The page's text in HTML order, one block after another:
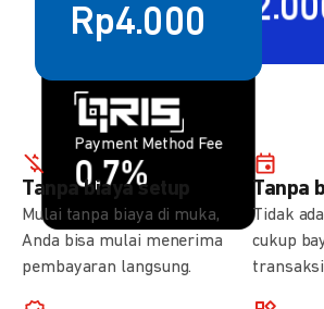
Rp4.000
2,80% +
Payment Method Fee
0,7%
Payment Method Fee
1,5%
Tanpa biaya setup
Mulai tanpa biaya di muka,
Anda bisa mulai menerima
pembayaran langsung.
Tanpa
Tidak
cukup